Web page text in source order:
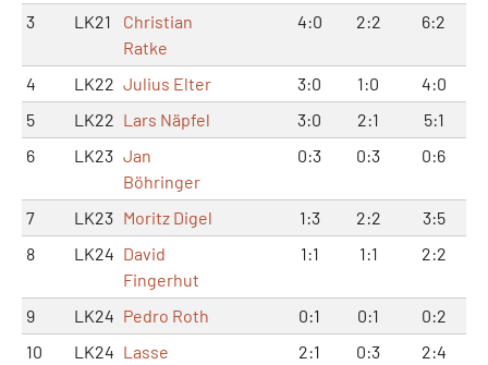
3 LK21
Christian
Ratke
4:0 2:2 6:2
4 LK22 Julius Elter 3:0 1:0
4:0
5
LK22 Lars Näpfel 3:0 2:1
5:1
6
LK23 Jan
Böhringer
0:3 0:3 0:6
7 LK23 Moritz Digel 1:3 2:2
3:5
8
LK24 David
Fingerhut
1:1 1:1 2:2
9 LK24 Pedro Roth 0:1 0:1
0:2
10
LK24 Lasse
2:1 0:3 2:4